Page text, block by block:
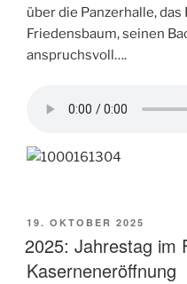
über die Panzerhalle, das
Friedensbaum, seinen
anspruchsvoll….
VERÖFFENTLICHT
19. OKTOBER 2025
2025: Jahrestag im
Kaserneneröffnung